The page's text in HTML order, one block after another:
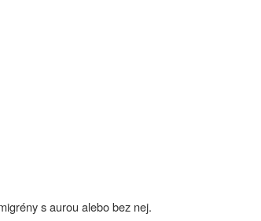
s aurou alebo bez nej.